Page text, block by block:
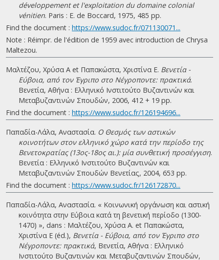
développement et l'exploitation du domaine colonial
vénitien. Paris : E. de Boccard, 1975, 485 pp.
Find the document : https://www.sudoc.fr/071130071...
Note : Réimpr. de l'édition de 1959 avec introduction de Chrysa
Maltezou.
Μαλτέζου, Χρύσα Α et Παπακώστα, Χριστίνα Ε. Βενετία -
Εύβοια, από τον Έγριπο στο Νέγροποντε: πρακτικά.
Βενετία, Αθήνα : Ελληνικό Ινστιτούτο Βυζαντινών και
Μεταβυζαντινών Σπουδών, 2006, 412 + 19 pp.
Find the document : https://www.sudoc.fr/126194696...
Παπαδία-Λάλα, Αναστασία. Ο Θεσμός των αστικών
κοινοτήτων στον ελληνικό χώρο κατά την περίοδο της
Βενετοκρατίας (13ος-18ος αι.): μία συνθετική προσέγγιση.
Βενετία : Ελληνικό Ινστιτούτο Βυζαντινών και
Μεταβυζαντινών Σπουδών Βενετίας, 2004, 653 pp.
Find the document : https://www.sudoc.fr/126172870...
Παπαδία-Λάλα, Αναστασία. « Κοινωνική οργάνωση και αστική
κοινότητα στην Εύβοια κατά τη βενετική περίοδο (1300-
1470) », dans : Μαλτέζου, Χρύσα Α. et Παπακώστα,
Χριστίνα Ε (éd.), Βενετία - Εύβοια, από τον Έγριπο στο
Νέγροποντε: πρακτικά, Βενετία, Αθήνα : Ελληνικό
Ινστιτούτο Βυζαντινών και Μεταβυζαντινών Σπουδών,